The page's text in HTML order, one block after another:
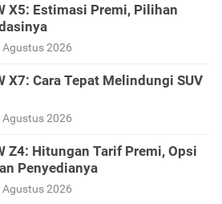
X5: Estimasi Premi, Pilihan
Agustus 2026
X7: Cara Tepat Melindungi SUV
Agustus 2026
Z4: Hitungan Tarif Premi, Opsi
Penyedianya
Agustus 2026